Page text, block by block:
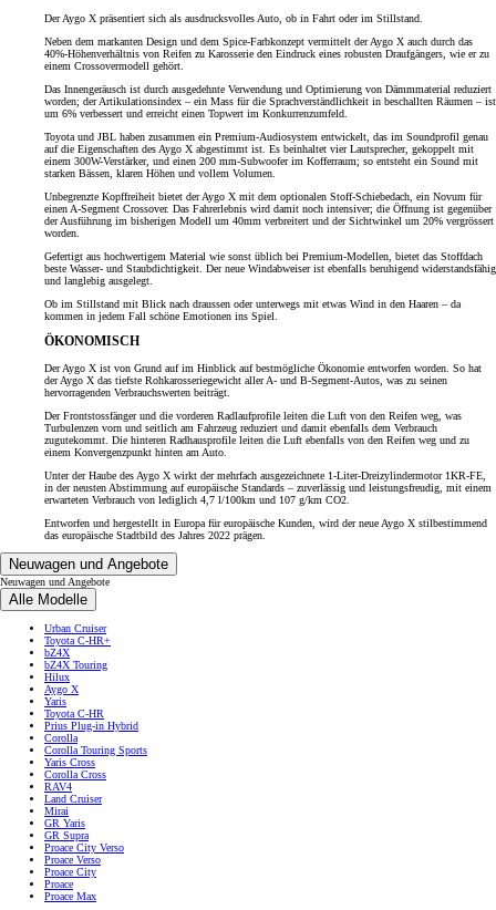
Der Aygo X präsentiert sich als ausdrucksvolles Auto, ob in Fahrt oder im Stillstand.
Neben dem markanten Design und dem Spice-Farbkonzept vermittelt der Aygo X auch durch das
40%-Höhenverhältnis von Reifen zu Karosserie den Eindruck eines robusten Draufgängers, wie er zu
einem Crossovermodell gehört.
Das Innengeräusch ist durch ausgedehnte Verwendung und Optimierung von Dämmmaterial reduziert
worden; der Artikulationsindex – ein Mass für die Sprachverständlichkeit in beschallten Räumen – ist
um 6% verbessert und erreicht einen Topwert im Konkurrenzumfeld.
Toyota und JBL haben zusammen ein Premium-Audiosystem entwickelt, das im Soundprofil genau
auf die Eigenschaften des Aygo X abgestimmt ist. Es beinhaltet vier Lautsprecher, gekoppelt mit
einem 300W-Verstärker, und einen 200 mm-Subwoofer im Kofferraum; so entsteht ein Sound mit
starken Bässen, klaren Höhen und vollem Volumen.
Unbegrenzte Kopffreiheit bietet der Aygo X mit dem optionalen Stoff-Schiebedach, ein Novum für
einen A-Segment Crossover. Das Fahrerlebnis wird damit noch intensiver; die Öffnung ist gegenüber
der Ausführung im bisherigen Modell um 40mm verbreitert und der Sichtwinkel um 20% vergrössert
worden.
Gefertigt aus hochwertigem Material wie sonst üblich bei Premium-Modellen, bietet das Stoffdach
beste Wasser- und Staubdichtigkeit. Der neue Windabweiser ist ebenfalls beruhigend widerstandsfähig
und langlebig ausgelegt.
Ob im Stillstand mit Blick nach draussen oder unterwegs mit etwas Wind in den Haaren – da
kommen in jedem Fall schöne Emotionen ins Spiel.
ÖKONOMISCH
Der Aygo X ist von Grund auf im Hinblick auf bestmögliche Ökonomie entworfen worden. So hat
der Aygo X das tiefste Rohkarosseriegewicht aller A- und B-Segment-Autos, was zu seinen
hervorragenden Verbrauchswerten beiträgt.
Der Frontstossfänger und die vorderen Radlaufprofile leiten die Luft von den Reifen weg, was
Turbulenzen vorn und seitlich am Fahrzeug reduziert und damit ebenfalls dem Verbrauch
zugutekommt. Die hinteren Radhausprofile leiten die Luft ebenfalls von den Reifen weg und zu
einem Konvergenzpunkt hinten am Auto.
Unter der Haube des Aygo X wirkt der mehrfach ausgezeichnete 1-Liter-Dreizylindermotor 1KR-FE,
in der neusten Abstimmung auf europäische Standards – zuverlässig und leistungsfreudig, mit einem
erwarteten Verbrauch von lediglich 4,7 l/100km und 107 g/km CO2.
Entworfen und hergestellt in Europa für europäische Kunden, wird der neue Aygo X stilbestimmend
das europäische Stadtbild des Jahres 2022 prägen.
Neuwagen und Angebote
Neuwagen und Angebote
Alle Modelle
Urban Cruiser
Toyota C-HR+
bZ4X
bZ4X Touring
Hilux
Aygo X
Yaris
Toyota C-HR
Prius Plug-in Hybrid
Corolla
Corolla Touring Sports
Yaris Cross
Corolla Cross
RAV4
Land Cruiser
Mirai
GR Yaris
GR Supra
Proace City Verso
Proace Verso
Proace City
Proace
Proace Max